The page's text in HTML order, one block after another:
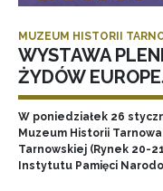
MUZEUM HISTORII
WYSTAWA
ŻYDÓW
W poniedziałek 26
Muzeum Historii
Tarnowskiej (Rynek 20-
Instytutu Pamięci